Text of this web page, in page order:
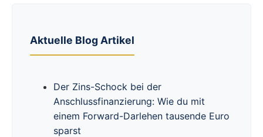
Aktuelle Blog Artikel
Der Zins-Schock bei der
Anschlussfinanzierung: Wie du mit
einem Forward-Darlehen tausende Euro
sparst